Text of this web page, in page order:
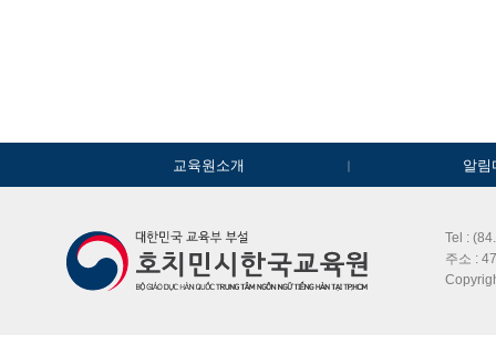
교육원소개 알림
Tel :
주소 :